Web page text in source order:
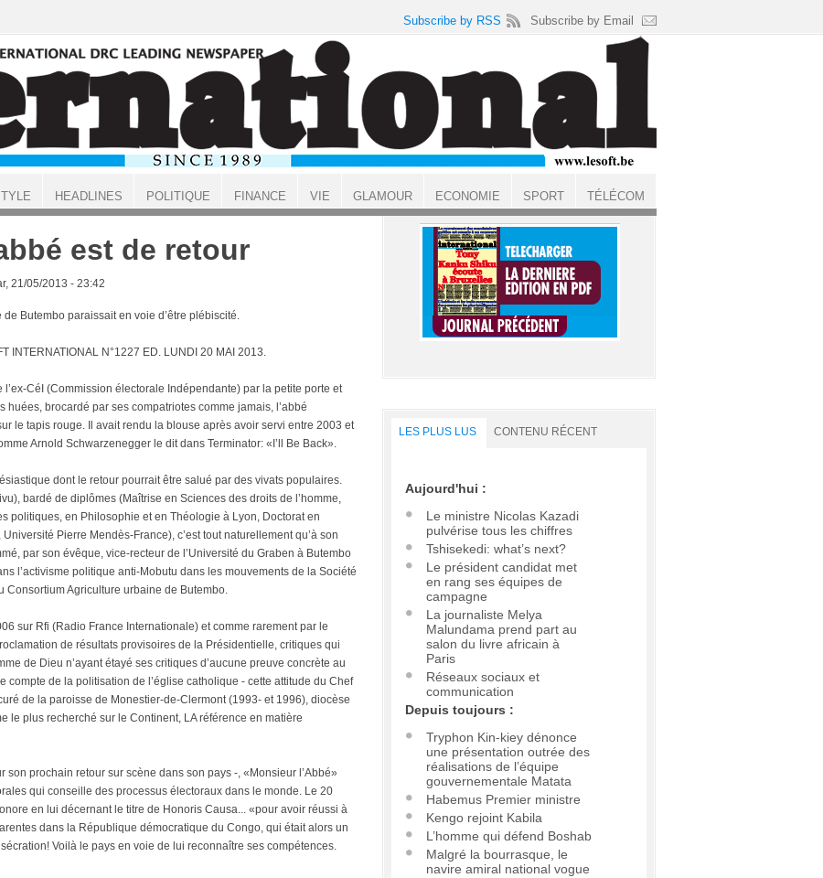
est de retour
21/05/2013 - 23:42
de Butembo paraissait en voie d’être plébiscité.
INTERNATIONAL N°1227 ED. LUNDI 20 MAI 2013.
l’ex-CéI (Commission électorale Indépendante) par la petite porte et
huées, brocardé par ses compatriotes comme jamais, l’abbé
le tapis rouge. Il avait rendu la blouse après avoir servi entre 2003 et
Arnold Schwarzenegger le dit dans Terminator: «I’ll Be Back».
dont le retour pourrait être salué par des vivats populaires.
bardé de diplômes (Maîtrise en Sciences des droits de l’homme,
politiques, en Philosophie et en Théologie à Lyon, Doctorat en
Pierre Mendès-France), c’est tout naturellement qu’à son
par son évêque, vice-recteur de l’Université du Graben à Butembo
l’activisme politique anti-Mobutu dans les mouvements de la Société
Consortium Agriculture urbaine de Butembo.
sur Rfi (Radio France Internationale) et comme rarement par le
de résultats provisoires de la Présidentielle, critiques qui
de Dieu n’ayant étayé ses critiques d’aucune preuve concrète au
compte de la politisation de l’église catholique - cette attitude du Chef
de la paroisse de Monestier-de-Clermont (1993- et 1996), diocèse
le plus recherché sur le Continent, LA référence en matière
son prochain retour sur scène dans son pays -, «Monsieur l’Abbé»
qui conseille des processus électoraux dans le monde. Le 20
en lui décernant le titre de Honoris Causa... «pour avoir réussi à
dans la République démocratique du Congo, qui était alors un
Voilà le pays en voie de lui reconnaître ses compétences.
LES PLUS LUS CONTENU RÉCENT
Aujourd'hui :
Le ministre Nicolas Kazadi
pulvérise tous les chiffres
Tshisekedi: what’s next?
Le président candidat met
en rang ses équipes de
campagne
La journaliste Melya
Malundama prend part au
salon du livre africain à
Paris
Réseaux sociaux et
communication
Depuis toujours :
Tryphon Kin-kiey dénonce
une présentation outrée des
réalisations de l’équipe
gouvernementale Matata
Habemus Premier ministre
Kengo rejoint Kabila
L’homme qui défend Boshab
Malgré la bourrasque, le
navire amiral national vogue
Subscribe by RSS Subscribe by Email
HEADLINES POLITIQUE FINANCE VIE GLAMOUR ECONOMIE SPORT TÉLÉCOM